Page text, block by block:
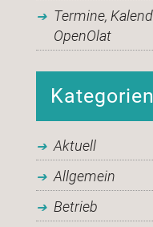
Termine,
OpenOlat
Kategorien
Aktuell
Allgemein
Betrieb